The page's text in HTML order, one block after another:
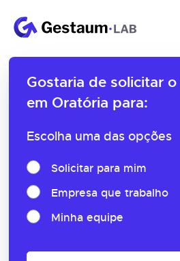
Gostaria de solicitar o
em Oratória para:
Escolha uma das opções
Solicitar para mim
Empresa que trabalho
Minha equipe